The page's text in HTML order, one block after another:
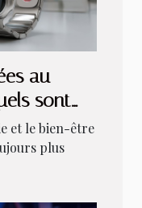
au
sont
le
et le bien-être
plus